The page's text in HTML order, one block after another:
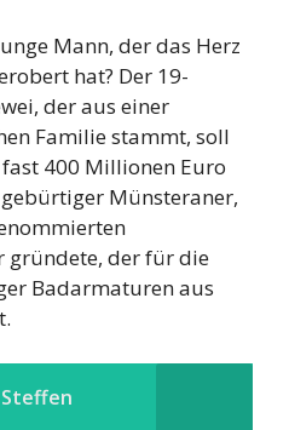
Mann, der das Herz
hat? Der 19-
der aus einer
Familie stammt, soll
400 Millionen Euro
Münsteraner,
gründete, der für die
Badarmaturen aus
Steffen